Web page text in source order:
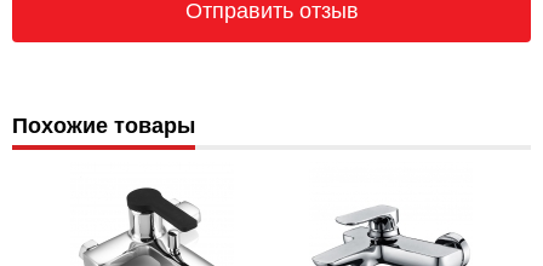
Похожие товары